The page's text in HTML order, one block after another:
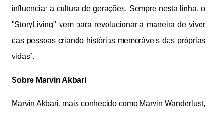
influenciar a cultura de gerações. Sempre nesta linha, o
"StoryLiving" vem para revolucionar a maneira de viver
das pessoas criando histórias memoráveis das próprias
vidas”.
Sobre Marvin Akbari
Marvin Akbari, mais conhecido como Marvin Wanderlust,